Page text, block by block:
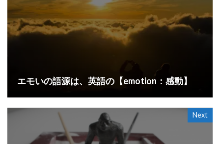
エモいの語源は、英語の【emotion：感動】
Next